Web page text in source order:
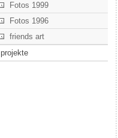
Fotos 1999
Fotos 1996
friends art
projekte